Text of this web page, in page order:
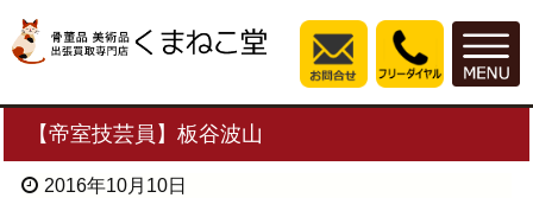
【帝室技芸員】板谷波山
2016年10月10日